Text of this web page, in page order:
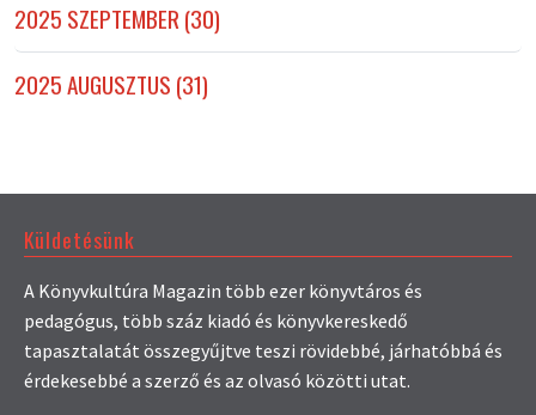
2025 SZEPTEMBER (30)
2025 AUGUSZTUS (31)
Küldetésünk
A Könyvkultúra Magazin több ezer könyvtáros és
pedagógus, több száz kiadó és könyvkereskedő
tapasztalatát összegyűjtve teszi rövidebbé, járhatóbbá és
érdekesebbé a szerző és az olvasó közötti utat.